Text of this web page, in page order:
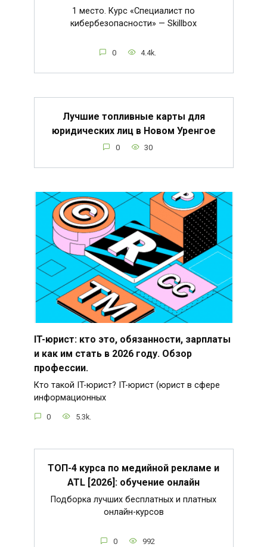
1 место. Курс «Специалист по
кибербезопасности» — Skillbox
0 4.4k.
Лучшие топливные карты для
юридических лиц в Новом Уренгое
0 30
IT-юрист: кто это, обязанности, зарплаты
и как им стать в 2026 году. Обзор
профессии.
Кто такой IT-юрист? IT-юрист (юрист в сфере
информационных
0 5.3k.
ТОП-4 курса по медийной рекламе и
ATL [2026]: обучение онлайн
Подборка лучших бесплатных и платных
онлайн-курсов
0 992